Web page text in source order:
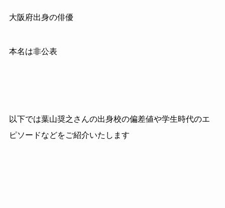
大阪府出身の俳優
本名は非公表
以下では葉山奨之さんの出身校の偏差値や学生時代のエ
ピソードなどをご紹介いたします